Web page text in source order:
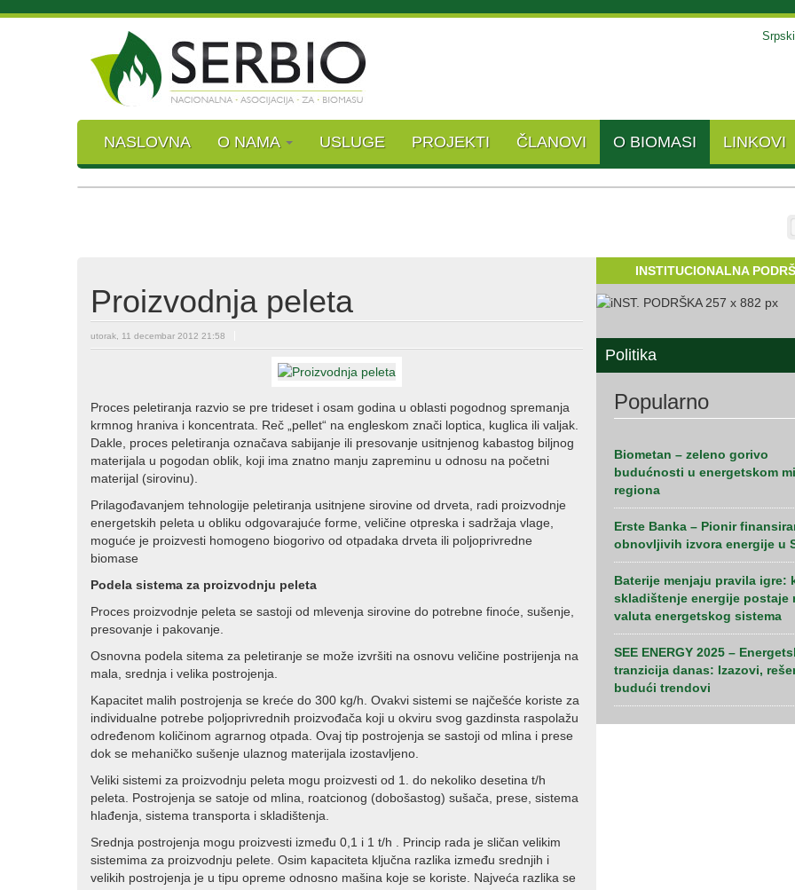
Srpski
NASLOVNA O NAMA USLUGE PROJEKTI ČLANOVI O BIOMASI LINKOVI
Proizvodnja peleta
utorak, 11 decembar 2012 21:58
Proces peletiranja razvio se pre trideset i osam godina u oblasti pogodnog spremanja
krmnog hraniva i koncentrata. Reč „pellet“ na engleskom znači loptica, kuglica ili valjak.
Dakle, proces peletiranja označava sabijanje ili presovanje usitnjenog kabastog biljnog
materijala u pogodan oblik, koji ima znatno manju zapreminu u odnosu na početni
materijal (sirovinu).
Prilagođavanjem tehnologije peletiranja usitnjene sirovine od drveta, radi proizvodnje
energetskih peleta u obliku odgovarajuće forme, veličine otpreska i sadržaja vlage,
moguće je proizvesti homogeno biogorivo od otpadaka drveta ili poljoprivredne
biomase
Podela sistema za proizvodnju peleta
Proces proizvodnje peleta se sastoji od mlevenja sirovine do potrebne finoće, sušenje,
presovanje i pakovanje.
Osnovna podela sitema za peletiranje se može izvršiti na osnovu veličine postrijenja na
mala, srednja i velika postrojenja.
Kapacitet malih postrojenja se kreće do 300 kg/h. Ovakvi sistemi se najčešće koriste za
individualne potrebe poljoprivrednih proizvođača koji u okviru svog gazdinsta raspolažu
određenom količinom agrarnog otpada. Ovaj tip postrojenja se sastoji od mlina i prese
dok se mehaničko sušenje ulaznog materijala izostavljeno.
Veliki sistemi za proizvodnju peleta mogu proizvesti od 1. do nekoliko desetina t/h
peleta. Postrojenja se satoje od mlina, roatcionog (dobošastog) sušača, prese, sistema
hlađenja, sistema transporta i skladištenja.
Srednja postrojenja mogu proizvesti između 0,1 i 1 t/h . Princip rada je sličan velikim
sistemima za proizvodnju pelete. Osim kapaciteta ključna razlika između srednjih i
velikih postrojenja je u tipu opreme odnosno mašina koje se koriste. Najveća razlika se
INSTITUCIONALNA
Politika
Popularno
Biometan – zeleno gorivo
budućnosti u energetskom
regiona
Erste Banka – Pionir
obnovljivih izvora energije u
Baterije menjaju pravila igre:
skladištenje energije postaje
valuta energetskog sistema
SEE ENERGY 2025 –
tranzicija danas: Izazovi,
budući trendovi